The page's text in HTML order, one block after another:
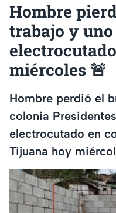
Hombre
trabajo y
miércoles 🚨
Hombre perdió el
colonia
electrocutado en
Tijuana hoy